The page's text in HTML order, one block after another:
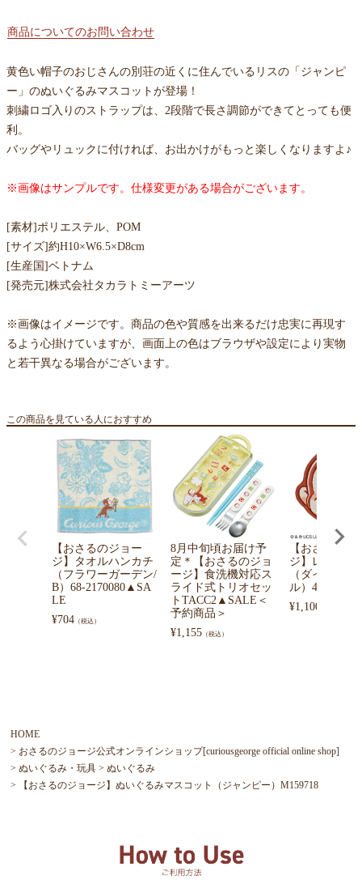
商品についてのお問い合わせ
黄色い帽子のおじさんの別荘の近くに住んでいるリスの「ジャンピ
ー」のぬいぐるみマスコットが登場！
刺繍ロゴ入りのストラップは、2段階で長さ調節ができてとっても便
利。
バッグやリュックに付ければ、お出かけがもっと楽しくなりますよ♪
※画像はサンプルです。仕様変更がある場合がございます。
[素材]ポリエステル、POM
[サイズ]約H10×W6.5×D8cm
[生産国]ベトナム
[発売元]株式会社タカラトミーアーツ
※画像はイメージです。商品の色や質感を出来るだけ忠実に再現す
るよう心掛けていますが、画面上の色はブラウザや設定により実物
と若干異なる場合がございます。
この商品を見ている人におすすめ
【おさるのジョー
ジ】タオルハンカチ
（フラワーガーデン/
B）68-2170080▲SA
LE
¥704 （税込）
8月中旬頃お届け予
定＊【おさるのジョ
ージ】食洗機対応ス
ライド式トリオセッ
トTACC2▲SALE＜
予約商品＞
¥1,155 （税込）
【おさるのジ
ジ】レジャー
（ダイカット
ル）
¥1,100
HOME
おさるのジョージ公式オンラインショップ[curiousgeorge official online shop]
ぬいぐるみ・玩具
ぬいぐるみ
【おさるのジョージ】ぬいぐるみマスコット（ジャンピー）M159718